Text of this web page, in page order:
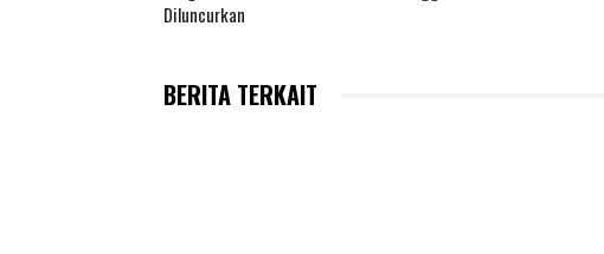
Diluncurkan
BERITA TERKAIT